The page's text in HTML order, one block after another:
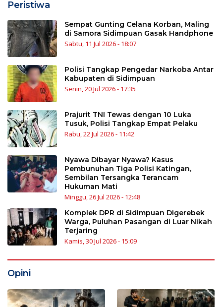
Peristiwa
Sempat Gunting Celana Korban, Maling
di Samora Sidimpuan Gasak Handphone
Sabtu, 11 Jul 2026 - 18:07
Polisi Tangkap Pengedar Narkoba Antar
Kabupaten di Sidimpuan
Senin, 20 Jul 2026 - 17:35
Prajurit TNI Tewas dengan 10 Luka
Tusuk, Polisi Tangkap Empat Pelaku
Rabu, 22 Jul 2026 - 11:42
Nyawa Dibayar Nyawa? Kasus
Pembunuhan Tiga Polisi Katingan,
Sembilan Tersangka Terancam
Hukuman Mati
Minggu, 26 Jul 2026 - 12:48
Komplek DPR di Sidimpuan Digerebek
Warga, Puluhan Pasangan di Luar Nikah
Terjaring
Kamis, 30 Jul 2026 - 15:09
Opini